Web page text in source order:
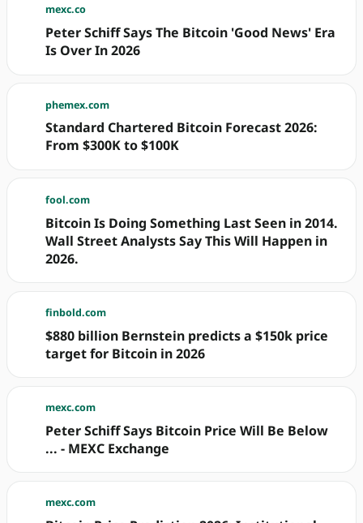
mexc.co
Peter Schiff Says The Bitcoin 'Good News' Era
Is Over In 2026
phemex.com
Standard Chartered Bitcoin Forecast 2026:
From $300K to $100K
fool.com
Bitcoin Is Doing Something Last Seen in 2014.
Wall Street Analysts Say This Will Happen in
2026.
finbold.com
$880 billion Bernstein predicts a $150k price
target for Bitcoin in 2026
mexc.com
Peter Schiff Says Bitcoin Price Will Be Below
... - MEXC Exchange
mexc.com